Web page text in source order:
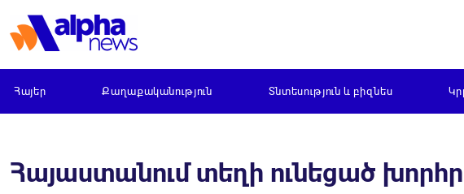
Հայեր Քաղաքականություն Տնտեսություն և բիզնես
Հայաստանում տեղի ունեցած